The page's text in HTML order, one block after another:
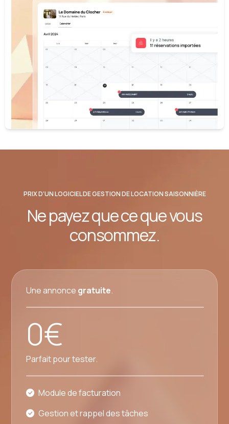
PRIX D'UN LOGICIEL DE GESTION DE LOCATION SAISONNIÈRE
Ne payez que ce que vous
consommez.
Une annonce gratuite.
0€
Parfait pour tester.
Module de facturation
Gestion et rappel des tâches